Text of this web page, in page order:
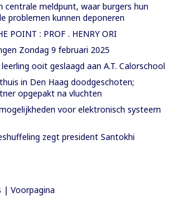
centrale meldpunt, waar burgers hun
problemen kunnen deponeren
POINT : PROF . HENRY ORI
Zondag 9 februari 2025
ooit geslaagd aan A.T. Calorschool
in Den Haag doodgeschoten;
opgepakt na vluchten
voor elektronisch systeem
zegt president Santokhi
| Voorpagina